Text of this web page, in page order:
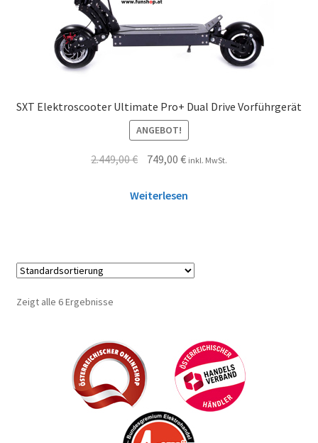
SXT Elektroscooter Ultimate Pro+ Dual Drive Vorführgerät
ANGEBOT!
2.449,00€ 749,00 € inkl. MwSt.
Weiterlesen
Zeigt alle 6 Ergebnisse